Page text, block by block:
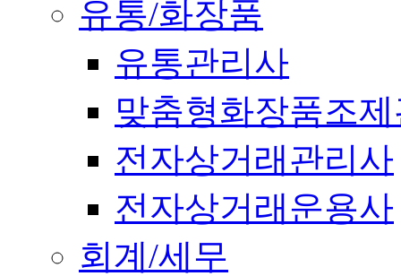
유통/화장품
유통관리사
맞춤형화장품조
전자상거래관리사
전자상거래운용사
회계/세무